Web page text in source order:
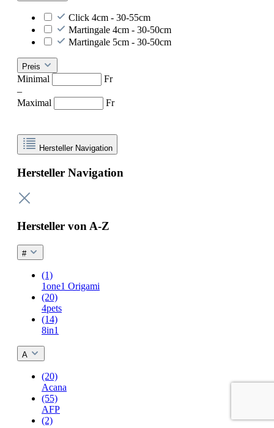
Click 4cm - 30-55cm
Martingale 4cm - 30-50cm
Martingale 5cm - 30-50cm
Preis
Minimal
Fr
–
Maximal
Fr
Hersteller Navigation
Hersteller Navigation
Hersteller von A-Z
#
(1)
1one1 Origami
(20)
4pets
(14)
8in1
A
(20)
Acana
(55)
AFP
(2)